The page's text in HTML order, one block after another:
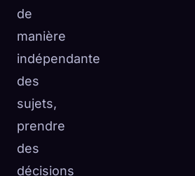
de
manière
indépendante
des
sujets,
prendre
des
décisions